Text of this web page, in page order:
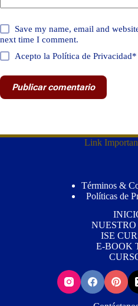
Save my name, email and
next time I comment.
Acepto la Política de Privacidad*
Publicar comentario
Link
Términos &
Políticas de
ISE
E-BOOK